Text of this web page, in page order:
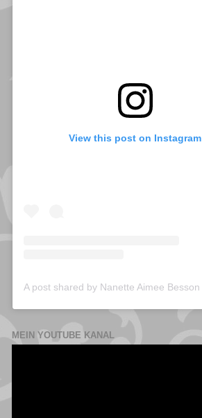
View this post on Instagram
MEIN YOUTUBE KANAL